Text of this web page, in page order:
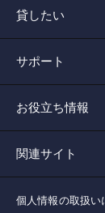
貸したい
サポート
お役立ち情報
関連サイト
個人情報の取扱い